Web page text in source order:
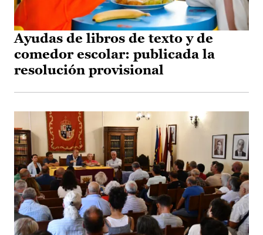
Ayudas de libros de texto y de
comedor escolar: publicada la
resolución provisional